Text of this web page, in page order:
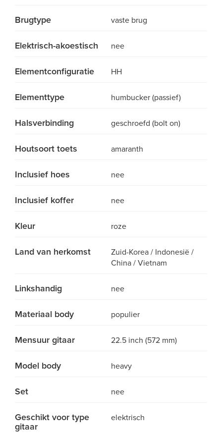
Brugtype vaste brug
Elektrisch-akoestisch nee
Elementconfiguratie HH
Elementtype humbucker (passief)
Halsverbinding geschroefd (bolt on)
Houtsoort toets amaranth
Inclusief hoes nee
Inclusief koffer nee
Kleur roze
Land van herkomst
Zuid-Korea / Indonesië /
China / Vietnam
Linkshandig nee
Materiaal body populier
Mensuur gitaar 22.5 inch (572 mm)
Model body heavy
Set nee
Geschikt voor type
gitaar
elektrisch